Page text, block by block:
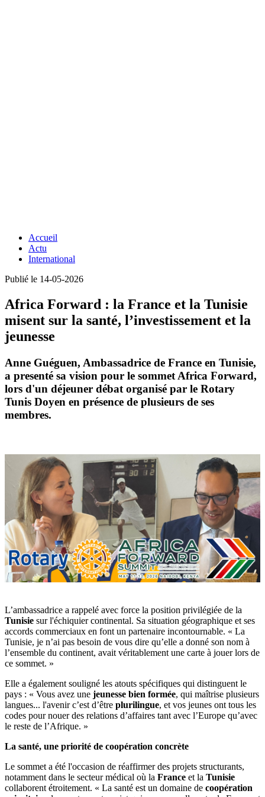
Accueil
Actu
International
Publié le 14-05-2026
Africa Forward : la France et la Tunisie
misent sur la santé, l’investissement et la
jeunesse
Anne Guéguen, Ambassadrice de France en Tunisie,
a presenté sa vision pour le sommet Africa Forward,
lors d'un déjeuner débat organisé par le Rotary
Tunis Doyen en présence de plusieurs de ses
membres.
L’ambassadrice a rappelé avec force la position privilégiée de la
Tunisie sur l'échiquier continental. Sa situation géographique et ses
accords commerciaux en font un partenaire incontournable. « La
Tunisie, je n’ai pas besoin de vous dire qu’elle a donné son nom à
l’ensemble du continent, avait véritablement une carte à jouer lors de
ce sommet. »
Elle a également souligné les atouts spécifiques qui distinguent le
pays : « Vous avez une jeunesse bien formée, qui maîtrise plusieurs
langues... l'avenir c’est d’être plurilingue, et vos jeunes ont tous les
codes pour nouer des relations d’affaires tant avec l’Europe qu’avec
le reste de l’Afrique. »
La santé, une priorité de coopération concrète
Le sommet a été l'occasion de réaffirmer des projets structurants,
notamment dans le secteur médical où la France et la Tunisie
collaborent étroitement. « La santé est un domaine de coopération